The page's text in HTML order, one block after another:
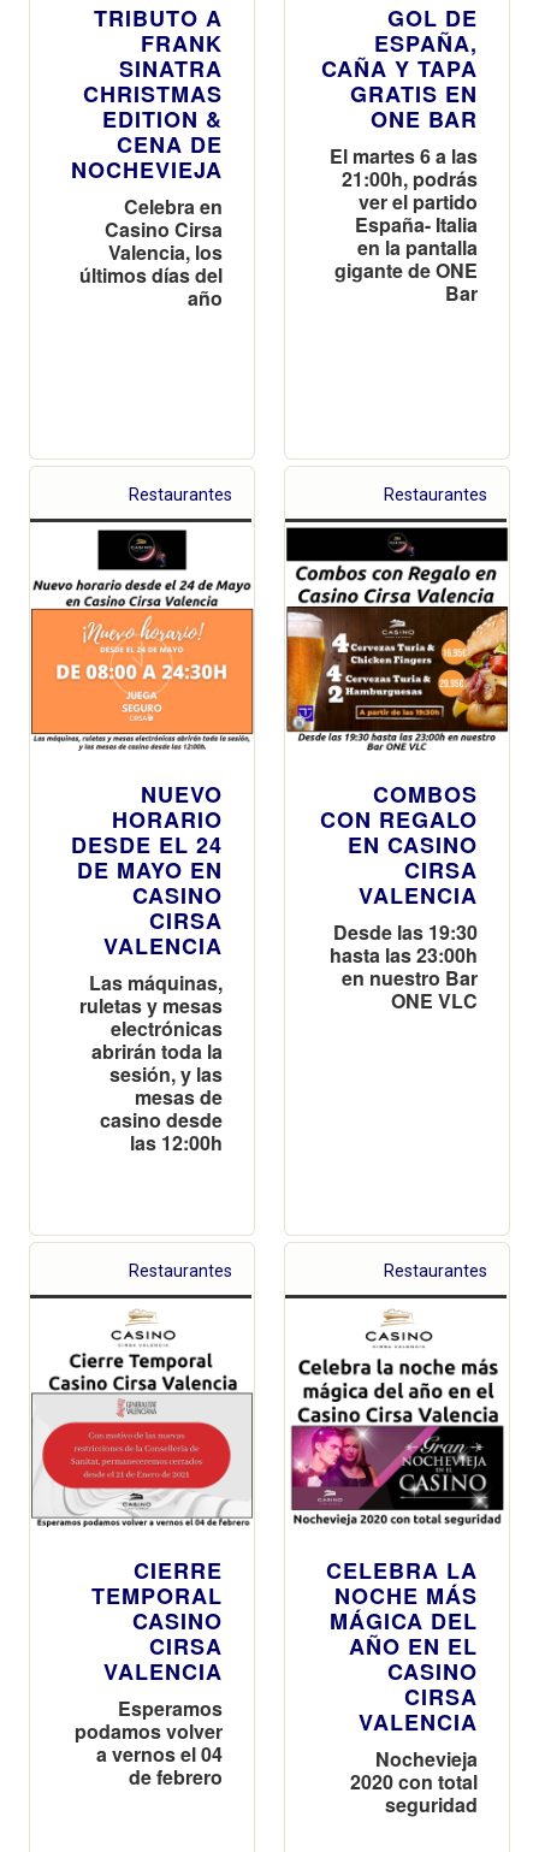
TRIBUTO A
FRANK
SINATRA
CHRISTMAS
EDITION &
CENA DE
NOCHEVIEJA
Celebra en
Casino Cirsa
Valencia, los
últimos días del
año
GOL DE
ESPAÑA,
CAÑA Y TAPA
GRATIS EN
ONE BAR
El martes 6 a las
21:00h, podrás
ver el partido
España- Italia
en la pantalla
gigante de ONE
Bar
Restaurantes
NUEVO
HORARIO
DESDE EL 24
DE MAYO EN
CASINO
CIRSA
VALENCIA
Las máquinas,
ruletas y mesas
electrónicas
abrirán toda la
sesión, y las
mesas de
casino desde
las 12:00h
Restaurantes
COMBOS
CON REGALO
EN CASINO
CIRSA
VALENCIA
Desde las 19:30
hasta las 23:00h
en nuestro Bar
ONE VLC
Restaurantes
CIERRE
TEMPORAL
CASINO
CIRSA
VALENCIA
Esperamos
podamos volver
a vernos el 04
de febrero
Restaurantes
CELEBRA LA
NOCHE MÁS
MÁGICA DEL
AÑO EN EL
CASINO
CIRSA
VALENCIA
Nochevieja
2020 con total
seguridad